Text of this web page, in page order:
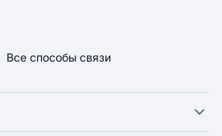
Все способы связи